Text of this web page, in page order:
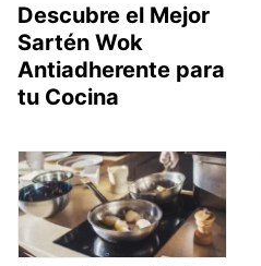
Descubre el Mejor
Sartén Wok
Antiadherente para
tu Cocina